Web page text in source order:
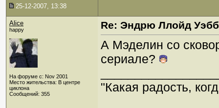
25-12-2007, 13:38
Alice
happy
На форуме с: Nov 2001
Место жительства: В центре
циклона
Сообщений: 355
Re: Эндрю Ллойд
А Мэделин со
сериале?
"Какая радость,